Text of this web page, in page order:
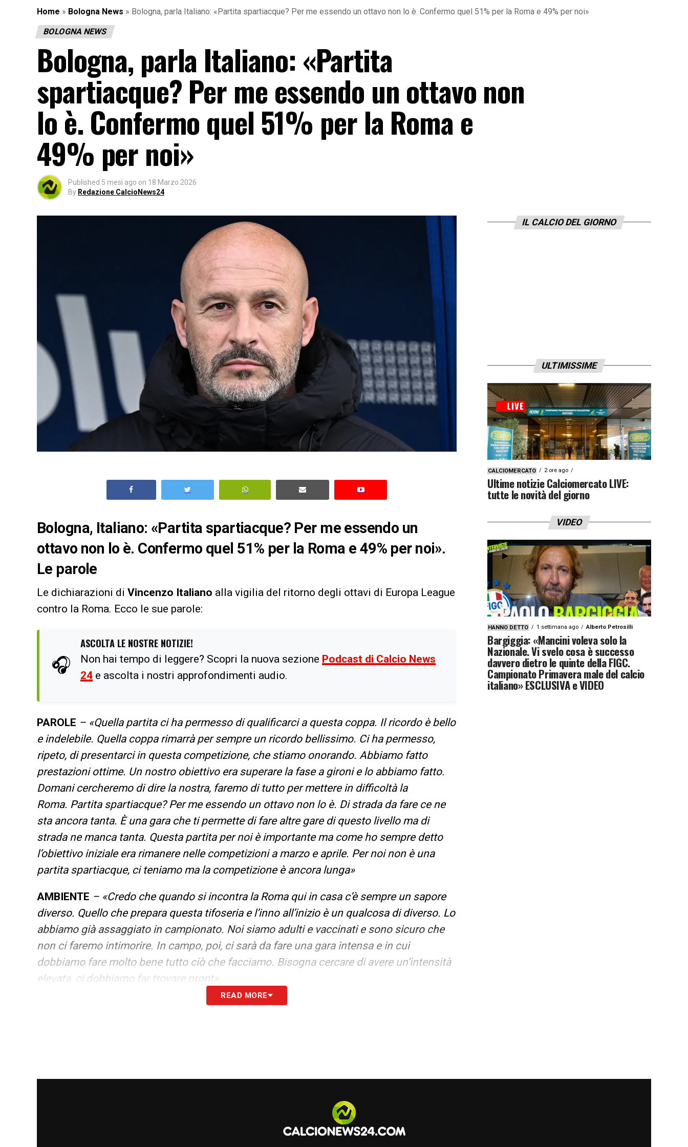
Home » Bologna News » Bologna, parla Italiano: «Partita spartiacque? Per me essendo un ottavo non lo è. Confermo quel 51% per la Roma e 49% per noi»
BOLOGNA NEWS
Bologna, parla Italiano: «Partita
spartiacque? Per me essendo un ottavo non
lo è. Confermo quel 51% per la Roma e
49% per noi»
Published 5 mesi ago on 18 Marzo 2026
By Redazione CalcioNews24
Bologna, Italiano: «Partita spartiacque? Per me essendo un
ottavo non lo è. Confermo quel 51% per la Roma e 49% per noi».
Le parole
Le dichiarazioni di Vincenzo Italiano alla vigilia del ritorno degli ottavi di Europa League
contro la Roma. Ecco le sue parole:
🎧
ASCOLTA LE NOSTRE NOTIZIE!
Non hai tempo di leggere? Scopri la nuova sezione Podcast di Calcio News
24 e ascolta i nostri approfondimenti audio.
PAROLE – «Quella partita ci ha permesso di qualificarci a questa coppa. Il ricordo è bello
e indelebile. Quella coppa rimarrà per sempre un ricordo bellissimo. Ci ha permesso,
ripeto, di presentarci in questa competizione, che stiamo onorando. Abbiamo fatto
prestazioni ottime. Un nostro obiettivo era superare la fase a gironi e lo abbiamo fatto.
Domani cercheremo di dire la nostra, faremo di tutto per mettere in difficoltà la
Roma. Partita spartiacque? Per me essendo un ottavo non lo è. Di strada da fare ce ne
sta ancora tanta. È una gara che ti permette di fare altre gare di questo livello ma di
strada ne manca tanta. Questa partita per noi è importante ma come ho sempre detto
l’obiettivo iniziale era rimanere nelle competizioni a marzo e aprile. Per noi non è una
partita spartiacque, ci teniamo ma la competizione è ancora lunga»
AMBIENTE – «Credo che quando si incontra la Roma qui in casa c’è sempre un sapore
diverso. Quello che prepara questa tifoseria e l’inno all’inizio è un qualcosa di diverso. Lo
abbiamo già assaggiato in campionato. Noi siamo adulti e vaccinati e sono sicuro che
non ci faremo intimorire. In campo, poi, ci sarà da fare una gara intensa e in cui
dobbiamo fare molto bene tutto ciò che facciamo. Bisogna cercare di avere un’intensità
elevata, ci dobbiamo far trovare pront»
Ogni volta che si parla di un avversario o di un ambiente o di un
READ MORE
IL CALCIO DEL GIORNO
ULTIMISSIME
CALCIOMERCATO 2 ore ago
Ultime notizie Calciomercato LIVE:
tutte le novità del giorno
VIDEO
HANNO DETTO 1 settimana ago Alberto Petrosilli
Bargiggia: «Mancini voleva solo la
Nazionale. Vi svelo cosa è successo
davvero dietro le quinte della FIGC.
Campionato Primavera male del calcio
italiano» ESCLUSIVA e VIDEO